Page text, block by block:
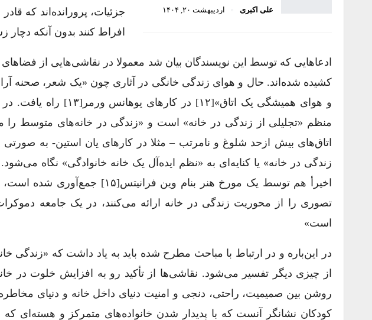
علی اکبری
اردیبهشت ۲۰, ۱۴۰۴
افراط کنند بدون آنکه
ادعاهایی که توسط این نویسندگان بیان شد معمولا در نقاشی‌هایی از
منظم «تجلیلی از زندگی در خانه» است و «زندگی در خانه‌های متوسط
اتاق‌های بیش ازحد شلوغ و نامرتب – مثلا در کارهای یان استین- به
زندگی در خانه» یا کنایه‌ای به «نظم ایده‌آل یک خانه خانوادگی» نگاه
اخیرأ هم توسط یک مورخ هنر بنام وین
تصوری را از محوریت زندگی در خانه ارائه می‌کنند، در یک جامعه
است»
در این‌باره و در ارتباط با مباحث مطرح شده باید به یاد داشت که «زندگی
از چیزی دیگر تفسیر می‌شود. نقاشی‌ها از تأکید رو به افزایش خلوت در
روشن بین صمیمیت، راحتی، دنجی و امنیت دنیای داخل خانه و دنیای
کودکان نشانگر آنست که با پدیدار شدن خانواده‌های متمرکز و هسته‌ای